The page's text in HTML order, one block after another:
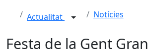
Actualitat Notícies
Festa de la Gent Gran